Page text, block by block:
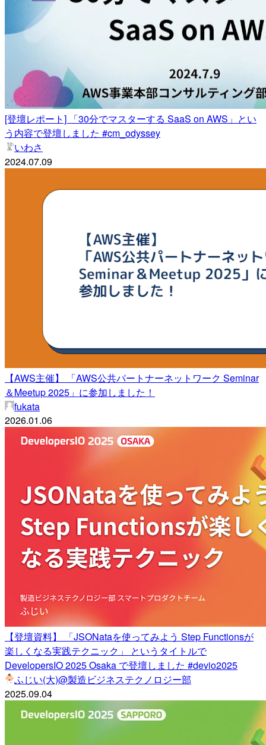
[登壇レポート] 「30分でマスターする SaaS on AWS」とい
う内容で登壇しました #cm_odyssey
いわさ
2024.07.09
【AWS主催】 「AWS公共パートナーネットワーク Seminar
＆Meetup 2025」に参加しました！
fukata
2026.01.06
【登壇資料】 「JSONataを使ってみよう Step Functionsが
楽しくなる実践テクニック」 というタイトルで
DevelopersIO 2025 Osaka で登壇しました #devio2025
ふじい(大)@製造ビジネステクノロジー部
2025.09.04